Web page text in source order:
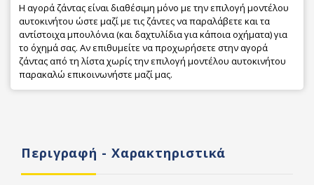
Η αγορά ζάντας είναι διαθέσιμη μόνο με την επιλογή μοντέλου
αυτοκινήτου ώστε μαζί με τις ζάντες να παραλάβετε και τα
αντίστοιχα μπουλόνια (και δαχτυλίδια για κάποια οχήματα) για
το όχημά σας. Αν επιθυμείτε να προχωρήσετε στην αγορά
ζάντας από τη λίστα χωρίς την επιλογή μοντέλου αυτοκινήτου
παρακαλώ επικοινωνήστε μαζί μας.
Περιγραφή - Χαρακτηριστικά